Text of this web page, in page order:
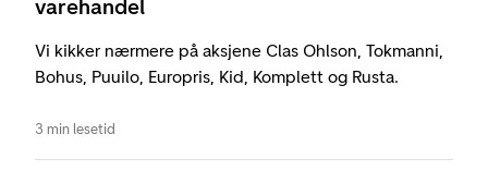
varehandel
Vi kikker nærmere på aksjene Clas Ohlson, Tokmanni,
Bohus, Puuilo, Europris, Kid, Komplett og Rusta.
3 min lesetid